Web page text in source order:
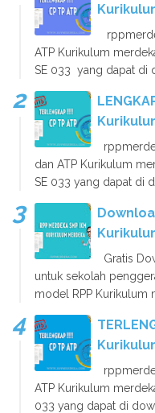
ATP Kurikulum
SE 033 yang dapat di
dan ATP Kurikulum
SE 033 yang dapat di
Gratis
untuk sekolah
model RPP Kurikulum
ATP Kurikulum
033 yang dapat di